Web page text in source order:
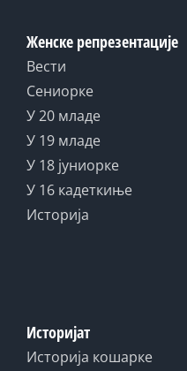
Женске репрезентације
Вести
Сениорке
У 20 младе
У 19 младе
У 18 јуниорке
У 16 кадеткиње
Историја
Историјат
Историја кошарке